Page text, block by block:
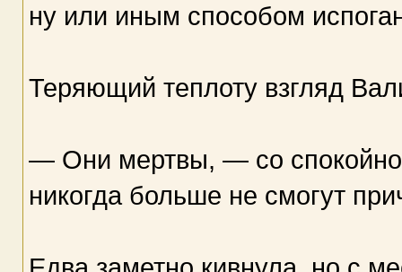
ну или иным способом
Теряющий теплоту взгляд
— Они мертвы, — со
никогда больше не смогут